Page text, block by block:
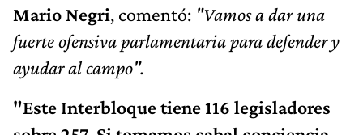
Mario Negri, comentó: "Vamos a dar una
fuerte ofensiva parlamentaria para defender y
ayudar al campo".
"Este Interbloque tiene 116 legisladores